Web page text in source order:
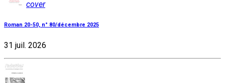
cover
Roman 20-50, n° 80/décembre 2025
31 juil. 2026